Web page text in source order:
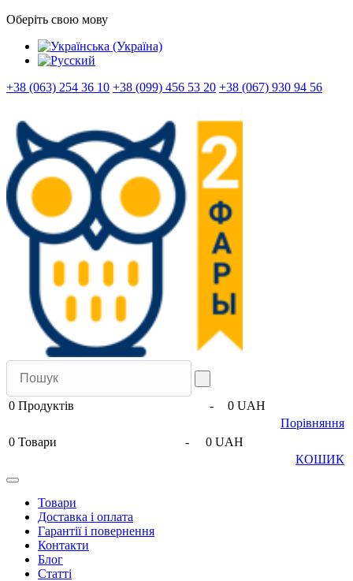
Оберіть свою мову
+38 (063) 254 36 10 +38 (099) 456 53 20 +38 (067) 930 94 56
0 Продуктів -
0 UAH
Порівняння
0 Товари -
0 UAH
КОШИК
Товари
Доставка і оплата
Гарантії і повернення
Контакти
Блог
Статті